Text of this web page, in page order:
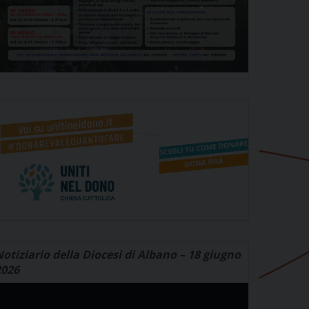
della Diocesi di Albano – 18 giugno